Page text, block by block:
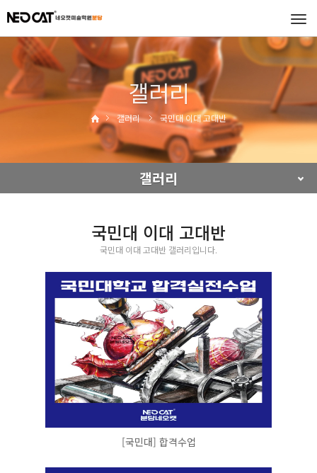
갤러리
갤러리 국민대 이대 고대반
갤러리
국민대 이대 고대반
국민대 이대 고대반 갤러리입니다.
[국민대] 합격수업